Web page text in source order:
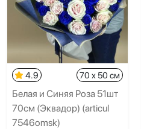
4.9 70 x 50 см
Белая и Синяя Роза 51шт
70см (Эквадор) (articul
7546omsk)